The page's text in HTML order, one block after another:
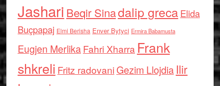
Jashari Beqir Sinadalip grecaElida
Buçpapaj Elmi Berisha Enver Bytyci Ermira Babamusta
Eugjen MerlikaFahri Xharra Frank
shkreli Fritz radovaniGezim Llojdia Ilir